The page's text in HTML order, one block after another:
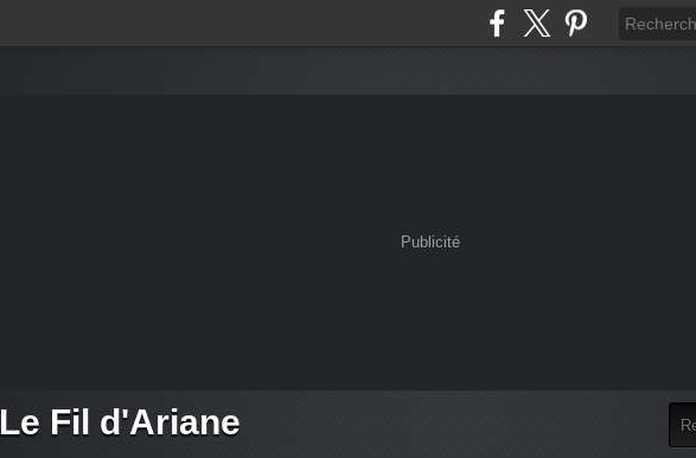
Publicité
Le Fil d'Ariane